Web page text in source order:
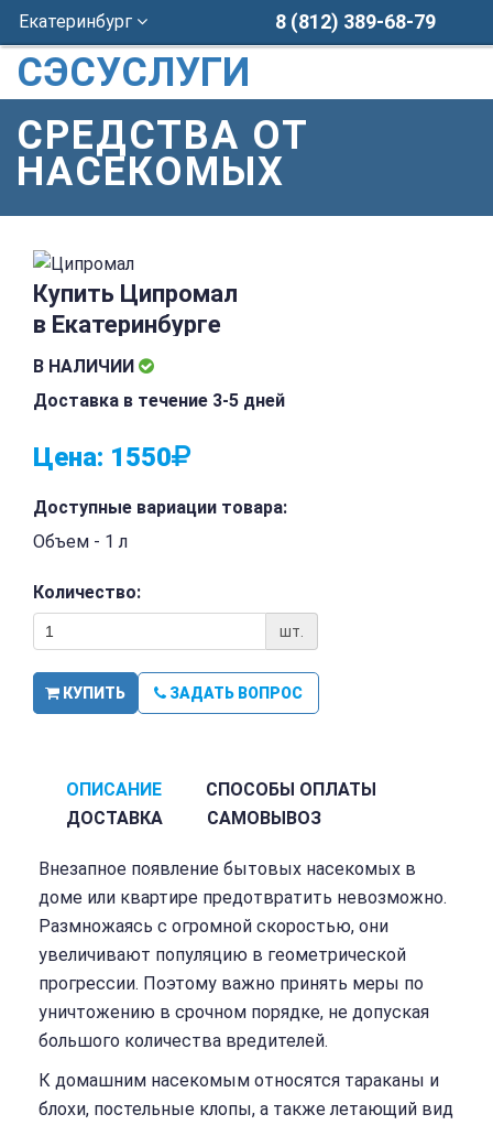
Екатеринбург 8 (812) 389-68-79
СЭСУСЛУГИ
СРЕДСТВА ОТ
НАСЕКОМЫХ
Купить Ципромал
в Екатеринбурге
В НАЛИЧИИ
Доставка в течение 3-5 дней
Цена: 1550
Доступные вариации товара:
Объем - 1 л
Количество:
шт.
КУПИТЬ ЗАДАТЬ ВОПРОС
ОПИСАНИЕ
СПОСОБЫ ОПЛАТЫ
ДОСТАВКА
САМОВЫВОЗ
Внезапное появление бытовых насекомых в
доме или квартире предотвратить невозможно.
Размножаясь с огромной скоростью, они
увеличивают популяцию в геометрической
прогрессии. Поэтому важно принять меры по
уничтожению в срочном порядке, не допуская
большого количества вредителей.
К домашним насекомым относятся тараканы и
блохи, постельные клопы, а также летающий вид